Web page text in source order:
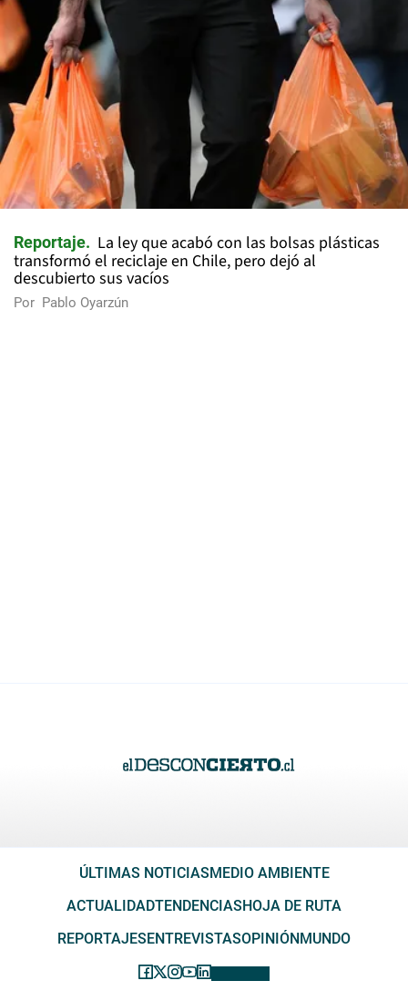
Reportaje
La ley que acabó con las bolsas plásticas
transformó el reciclaje en Chile, pero dejó al
descubierto sus vacíos
Por Pablo Oyarzún
ÚLTIMAS NOTICIASMEDIO AMBIENTE
ACTUALIDADTENDENCIASHOJA DE RUTA
REPORTAJESENTREVISTASOPINIÓNMUNDO